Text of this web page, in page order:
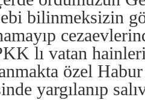
bilinmeksizin
lı vatan
özel
yargılanıp